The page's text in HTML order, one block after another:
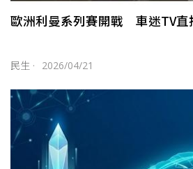
歐洲利曼系列賽開戰 車迷TV直
民生 · 2026/04/21